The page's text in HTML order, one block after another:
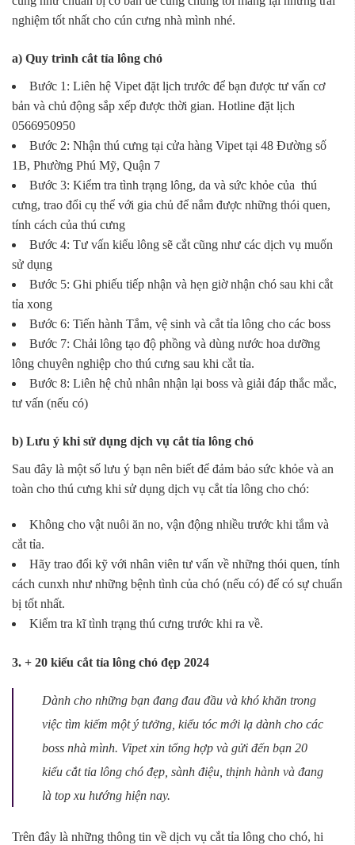
nghiệm tốt nhất cho cún cưng nhà mình nhé.
a) Quy trình cắt tỉa lông chó
Bước 1: Liên hệ Vipet đặt lịch trước để bạn được tư vấn cơ
bản và chủ động sắp xếp được thời gian. Hotline đặt lịch
0566950950
Bước 2: Nhận thú cưng tại cửa hàng Vipet tại 48 Đường số
1B, Phường Phú Mỹ, Quận 7
Bước 3: Kiểm tra tình trạng lông, da và sức khỏe của thú
cưng, trao đổi cụ thể với gia chủ để nắm được những thói quen,
tính cách của thú cưng
Bước 4: Tư vấn kiểu lông sẽ cắt cũng như các dịch vụ muốn
sử dụng
Bước 5: Ghi phiếu tiếp nhận và hẹn giờ nhận chó sau khi cắt
tỉa xong
Bước 6: Tiến hành Tắm, vệ sinh và cắt tỉa lông cho các boss
Bước 7: Chải lông tạo độ phồng và dùng nước hoa dưỡng
lông chuyên nghiệp cho thú cưng sau khi cắt tỉa.
Bước 8: Liên hệ chủ nhân nhận lại boss và giải đáp thắc mắc,
tư vấn (nếu có)
b) Lưu ý khi sử dụng dịch vụ cắt tỉa lông chó
Sau đây là một số lưu ý bạn nên biết để đảm bảo sức khỏe và an
toàn cho thú cưng khi sử dụng dịch vụ cắt tỉa lông cho chó:
Không cho vật nuôi ăn no, vận động nhiều trước khi tắm và
cắt tỉa.
Hãy trao đổi kỹ với nhân viên tư vấn về những thói quen, tính
cách cunxh như những bệnh tình của chó (nếu có) để có sự chuẩn
bị tốt nhất.
Kiểm tra kĩ tình trạng thú cưng trước khi ra về.
3. + 20 kiểu cắt tỉa lông chó đẹp 2024
Dành cho những bạn đang đau đầu và khó khăn trong
việc tìm kiếm một ý tưởng, kiểu tóc mới lạ dành cho các
boss nhà mình. Vipet xin tổng hợp và gửi đến bạn 20
kiểu cắt tỉa lông chó đẹp, sành điệu, thịnh hành và đang
là top xu hướng hiện nay.
Trên đây là những thông tin về dịch vụ cắt tỉa lông cho chó, hi